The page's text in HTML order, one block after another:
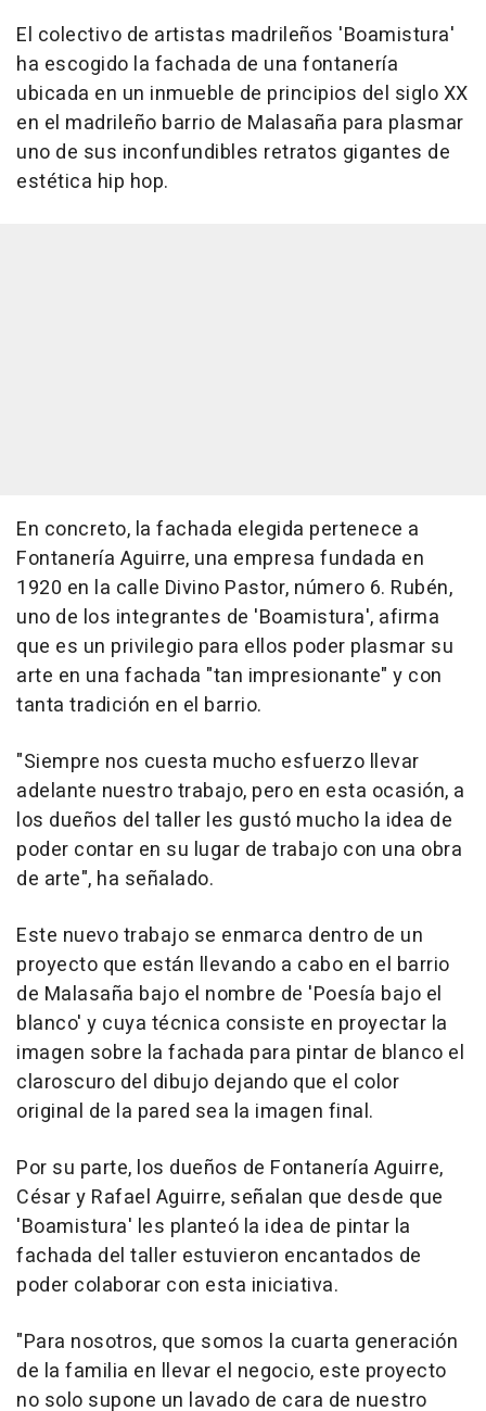
El colectivo de artistas madrileños 'Boamistura'
ha escogido la fachada de una fontanería
ubicada en un inmueble de principios del siglo XX
en el madrileño barrio de Malasaña para plasmar
uno de sus inconfundibles retratos gigantes de
estética hip hop.
En concreto, la fachada elegida pertenece a
Fontanería Aguirre, una empresa fundada en
1920 en la calle Divino Pastor, número 6. Rubén,
uno de los integrantes de 'Boamistura', afirma
que es un privilegio para ellos poder plasmar su
arte en una fachada "tan impresionante" y con
tanta tradición en el barrio.
"Siempre nos cuesta mucho esfuerzo llevar
adelante nuestro trabajo, pero en esta ocasión, a
los dueños del taller les gustó mucho la idea de
poder contar en su lugar de trabajo con una obra
de arte", ha señalado.
Este nuevo trabajo se enmarca dentro de un
proyecto que están llevando a cabo en el barrio
de Malasaña bajo el nombre de 'Poesía bajo el
blanco' y cuya técnica consiste en proyectar la
imagen sobre la fachada para pintar de blanco el
claroscuro del dibujo dejando que el color
original de la pared sea la imagen final.
Por su parte, los dueños de Fontanería Aguirre,
César y Rafael Aguirre, señalan que desde que
'Boamistura' les planteó la idea de pintar la
fachada del taller estuvieron encantados de
poder colaborar con esta iniciativa.
"Para nosotros, que somos la cuarta generación
de la familia en llevar el negocio, este proyecto
no solo supone un lavado de cara de nuestro